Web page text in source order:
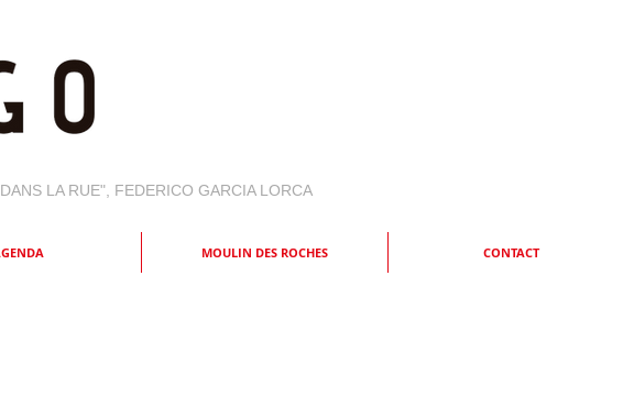
LA RUE", FEDERICO GARCIA LORCA
MOULIN DES ROCHES CONTACT